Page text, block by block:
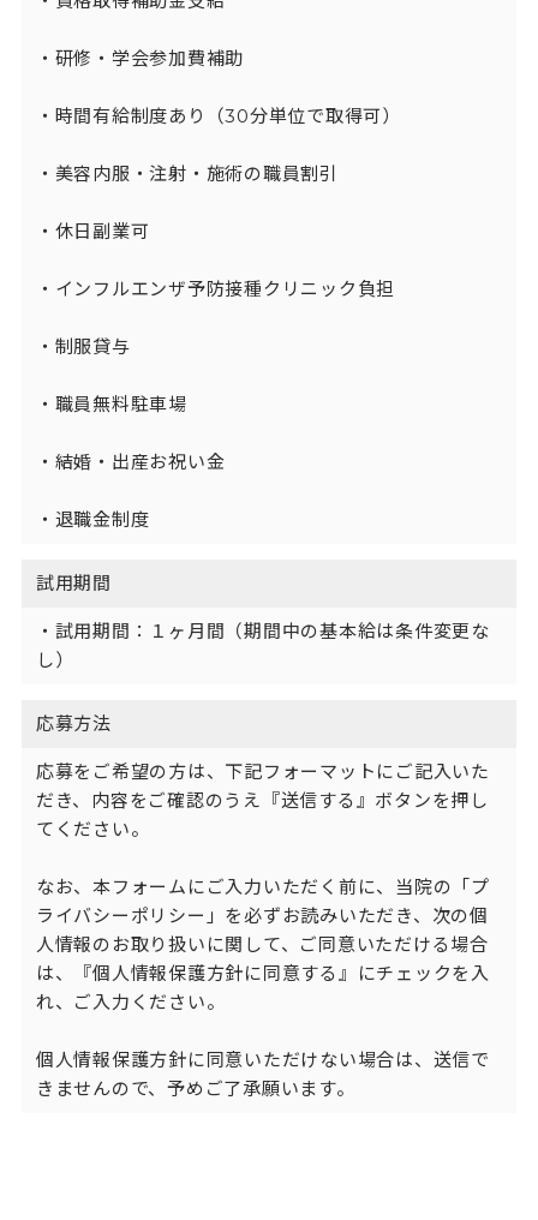
・研修・学会参加費補助
・時間有給制度あり（30分単位で取得可）
・美容内服・注射・施術の職員割引
・休日副業可
・インフルエンザ予防接種クリニック負担
・制服貸与
・職員無料駐車場
・結婚・出産お祝い金
・退職金制度
試用期間
・試用期間：１ヶ月間（期間中の基本給は条件変更な
し）
応募方法
応募をご希望の方は、下記フォーマットにご記入いた
だき、内容をご確認のうえ『送信する』ボタンを押し
てください。
なお、本フォームにご入力いただく前に、当院の「プ
ライバシーポリシー」を必ずお読みいただき、次の個
人情報のお取り扱いに関して、ご同意いただける場合
は、『個人情報保護方針に同意する』にチェックを入
れ、ご入力ください。
個人情報保護方針に同意いただけない場合は、送信で
きませんので、予めご了承願います。